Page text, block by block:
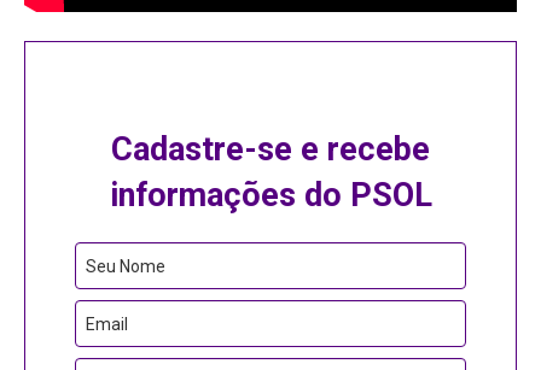
Cadastre-se e recebe
informações do PSOL
Seu Nome
Email